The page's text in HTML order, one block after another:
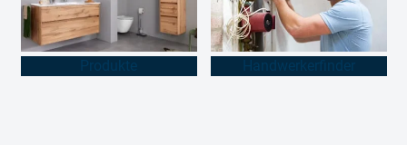
Produkte Handwerkerfinder